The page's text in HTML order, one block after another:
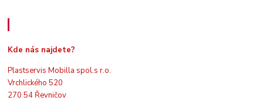
Kde nás najdete?
Plastservis Mobilla spol.s r.o.
Vrchlického 520
270 54 Řevničov